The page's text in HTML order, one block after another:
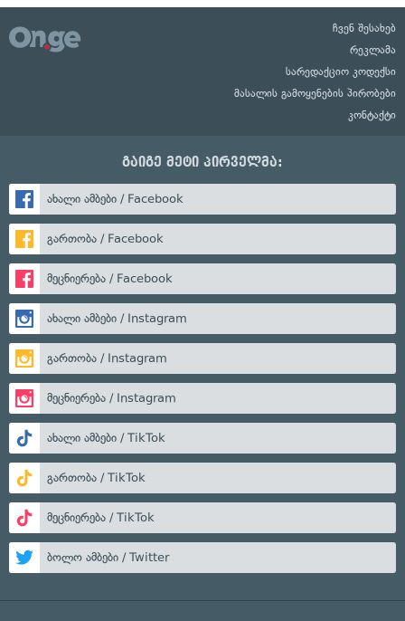
ჩვენ შესახებ
რეკლამა
სარედაქციო კოდექსი
მასალის გამოყენების პირობები
კონტაქტი
გაიგე მეტი პირველმა:
ახალი ამბები / Facebook
გართობა / Facebook
მეცნიერება / Facebook
ახალი ამბები / Instagram
გართობა / Instagram
მეცნიერება / Instagram
ახალი ამბები / TikTok
გართობა / TikTok
მეცნიერება / TikTok
ბოლო ამბები / Twitter